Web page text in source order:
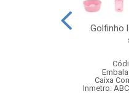
Golfinho
Caixa
Inmetro: